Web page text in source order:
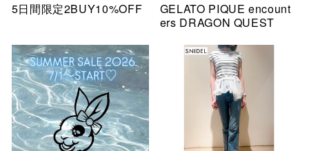
5日間限定2BUY10%OFF
GELATO PIQUE encount
ers DRAGON QUEST